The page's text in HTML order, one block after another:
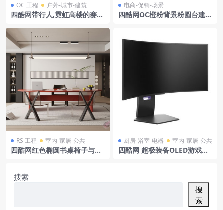
OC 工程 户外-城市-建筑
四酷网带行人,霓虹高楼的赛博
电商-促销-场景
四酷网OC橙粉背景粉圆台建筑
RS 工程 室内-家居-公共
四酷网红色椭圆书桌椅子与书
厨房-浴室-电器 室内-家居-公共
四酷网 超极装备OLED游戏显
搜索
搜
索